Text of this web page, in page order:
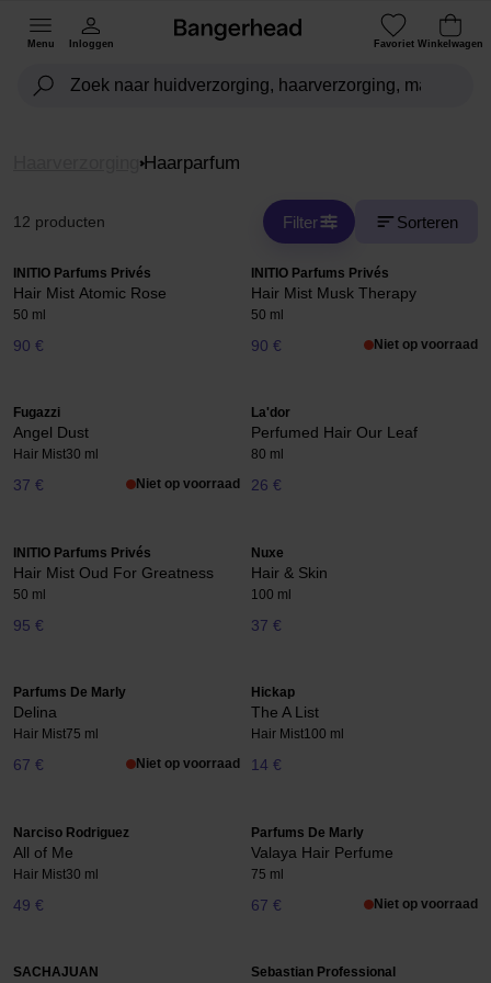
Menu Inloggen Favoriet Winkelwagen
Haarparfum
12 producten Filter Sorteren
INITIO Parfums Privés
Hair Mist Atomic Rose
50 ml
90 €
INITIO Parfums Privés
Hair Mist Musk Therapy
50 ml
90 € Niet op voorraad
Fugazzi
Angel Dust
Hair Mist30 ml
37 € Niet op voorraad
La'dor
Perfumed Hair Our Leaf
80 ml
26 €
INITIO Parfums Privés
Hair Mist Oud For Greatness
50 ml
95 €
Nuxe
Hair & Skin
100 ml
37 €
Parfums De Marly
Delina
Hair Mist75 ml
67 € Niet op voorraad
Hickap
The A List
Hair Mist100 ml
14 €
Narciso Rodriguez
All of Me
Hair Mist30 ml
49 €
Parfums De Marly
Valaya Hair Perfume
75 ml
67 € Niet op voorraad
SACHAJUAN Sebastian Professional